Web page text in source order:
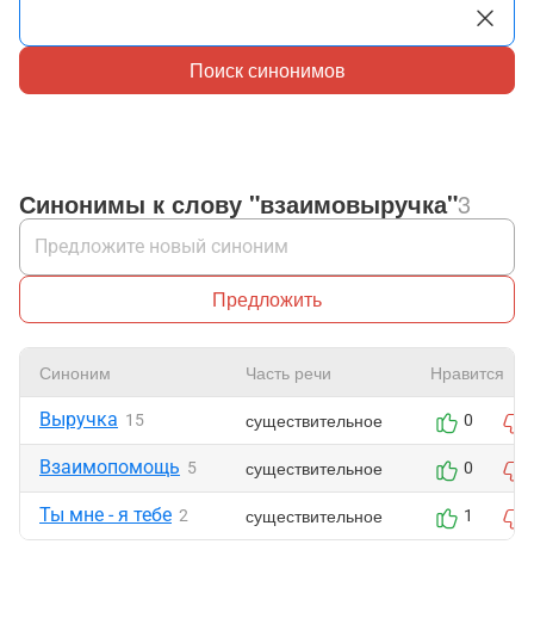
Поиск синонимов
Синонимы к слову "взаимовыручка"3
Предложить
Синоним Часть речи Нравится
Выручка 15 существительное 0
Взаимопомощь 5 существительное 0
Ты мне - я тебе 2 существительное 1